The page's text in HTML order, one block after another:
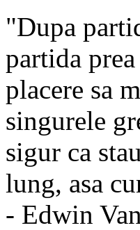
"Dupa
partida
placere sa
singurele
sigur ca
lung, asa
- Edwin